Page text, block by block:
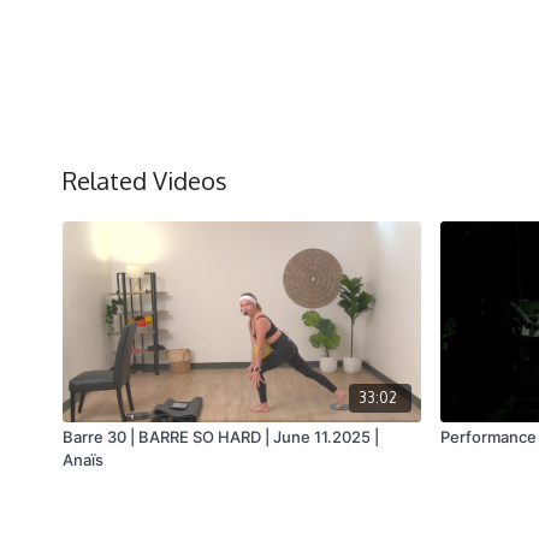
Related Videos
33:02
Barre 30 | BARRE SO HARD | June 11.2025 |
Anaïs